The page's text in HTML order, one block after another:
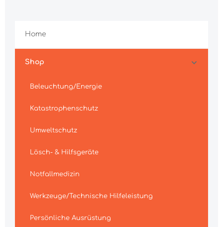
Home
Shop
Beleuchtung/Energie
Katastrophenschutz
Umweltschutz
Lösch- & Hilfsgeräte
Notfallmedizin
Werkzeuge/Technische Hilfeleistung
Persönliche Ausrüstung